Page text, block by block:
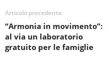
Articolo precedente
“Armonia in movimento”:
al via un laboratorio
gratuito per le famiglie